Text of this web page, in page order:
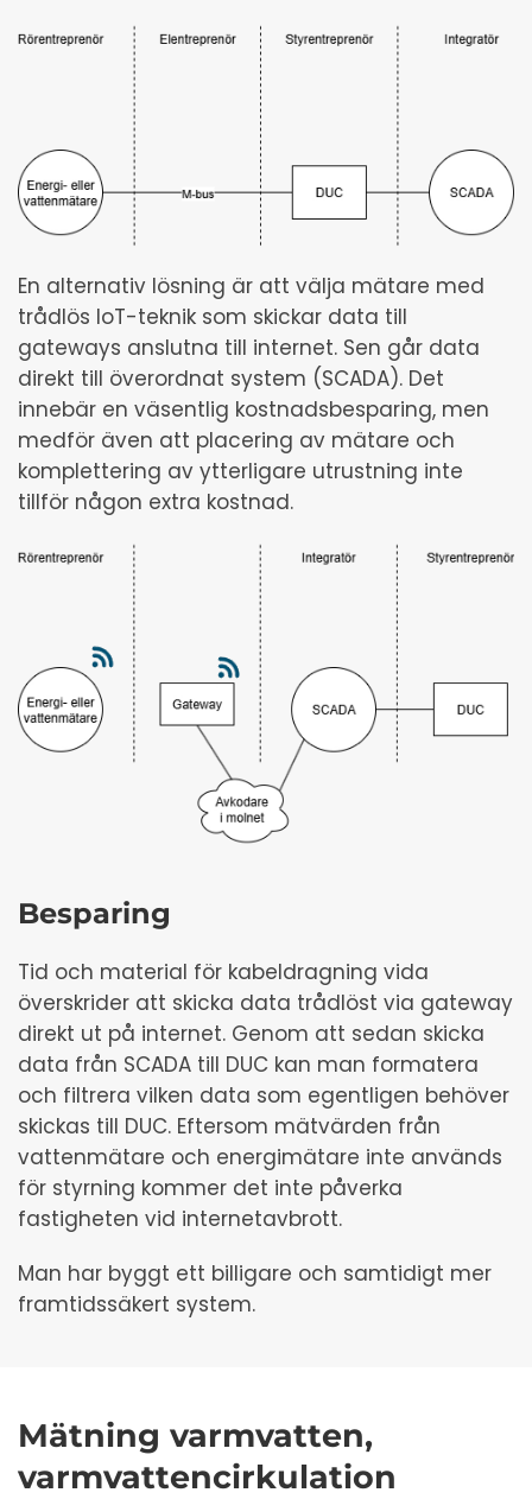
En alternativ lösning är att välja mätare med
trådlös IoT-teknik som skickar data till
gateways anslutna till internet. Sen går data
direkt till överordnat system (SCADA). Det
innebär en väsentlig kostnadsbesparing, men
medför även att placering av mätare och
komplettering av ytterligare utrustning inte
tillför någon extra kostnad.
Besparing
Tid och material för kabeldragning vida
överskrider att skicka data trådlöst via gateway
direkt ut på internet. Genom att sedan skicka
data från SCADA till DUC kan man formatera
och filtrera vilken data som egentligen behöver
skickas till DUC. Eftersom mätvärden från
vattenmätare och energimätare inte används
för styrning kommer det inte påverka
fastigheten vid internetavbrott.
Man har byggt ett billigare och samtidigt mer
framtidssäkert system.
Mätning varmvatten,
varmvattencirkulation